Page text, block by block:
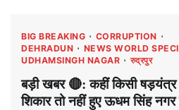
BIG BREAKING
CORRUPTION
DEHRADUN
NEWS WORLD
UDHAMSINGH NAGAR
रुद्रपुर
बड़ी खबर 🔴: कहीं किसी षड़यंत्र
शिकार तो नहीं हुए ऊधम सिंह